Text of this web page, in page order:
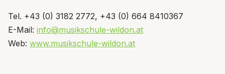
Tel. +43 (0) 3182 2772, +43 (0) 664 8410367
E-Mail: info@musikschule-wildon.at
Web: www.musikschule-wildon.at